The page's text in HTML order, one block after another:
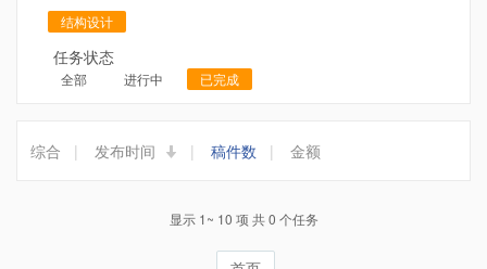
结构设计
任务状态
全部 进行中 已完成
综合 | 发布时间 | 稿件数 | 金额
显示 1~ 10 项 共 0 个任务